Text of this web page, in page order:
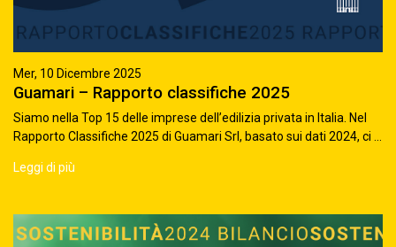
Mer, 10 Dicembre 2025
Guamari – Rapporto classifiche 2025
Siamo nella Top 15 delle imprese dell’edilizia privata in Italia. Nel
Rapporto Classifiche 2025 di Guamari Srl, basato sui dati 2024, ci ...
Leggi di più